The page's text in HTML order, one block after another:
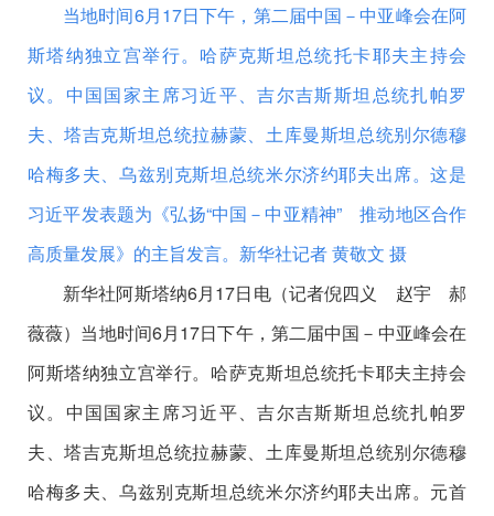
当地时间6月17日下午，第二届中国－中亚峰会在阿
斯塔纳独立宫举行。哈萨克斯坦总统托卡耶夫主持会
议。中国国家主席习近平、吉尔吉斯斯坦总统扎帕罗
夫、塔吉克斯坦总统拉赫蒙、土库曼斯坦总统别尔德穆
哈梅多夫、乌兹别克斯坦总统米尔济约耶夫出席。这是
习近平发表题为《弘扬“中国－中亚精神” 推动地区合作
高质量发展》的主旨发言。 新华社记者 黄敬文 摄
新华社阿斯塔纳6月17日电（记者倪四义 赵宇 郝
薇薇）当地时间6月17日下午，第二届中国－中亚峰会在
阿斯塔纳独立宫举行。哈萨克斯坦总统托卡耶夫主持会
议。中国国家主席习近平、吉尔吉斯斯坦总统扎帕罗
夫、塔吉克斯坦总统拉赫蒙、土库曼斯坦总统别尔德穆
哈梅多夫、乌兹别克斯坦总统米尔济约耶夫出席。元首